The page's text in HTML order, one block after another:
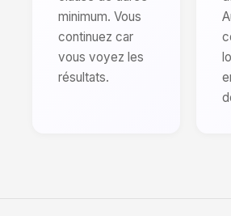
minimum. Vous
continuez car
vous voyez les
résultats.